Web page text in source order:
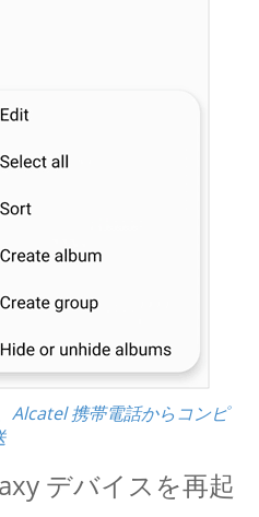
Alcatel 携帯電話からコンピ
デバイスを再起